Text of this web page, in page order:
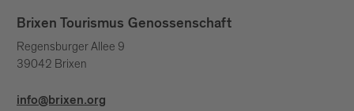
Brixen Tourismus Genossenschaft
Regensburger Allee 9
39042 Brixen
info@brixen.org